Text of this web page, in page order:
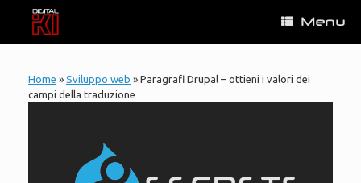
contenuto
Menu
Home » Sviluppo web » Paragrafi Drupal – ottieni i valori dei
campi della traduzione